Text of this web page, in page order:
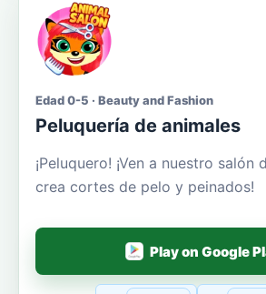
Edad 0-5 · Beauty and Fashion
Peluquería de animales
¡Peluquero! ¡Ven a nuestro salón
crea cortes de pelo y peinados!
Play on Google